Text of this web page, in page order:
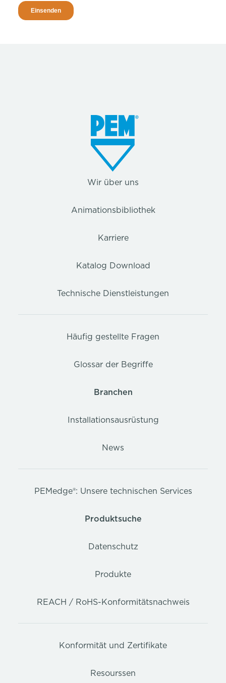
Wir über uns
Animationsbibliothek
Karriere
Katalog Download
Technische Dienstleistungen
Häufig gestellte Fragen
Glossar der Begriffe
Branchen
Installationsausrüstung
News
PEMedge®: Unsere technischen Services
Produktsuche
Datenschutz
Produkte
REACH / RoHS-Konformitätsnachweis
Konformität und Zertifikate
Resourssen